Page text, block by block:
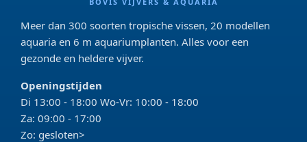
Meer dan 300 soorten tropische vissen, 20 modellen
aquaria en 6 m aquariumplanten. Alles voor een
gezonde en heldere vijver.
Openingstijden
Di 13:00 - 18:00 Wo-Vr: 10:00 - 18:00
Za: 09:00 - 17:00
Zo: gesloten>